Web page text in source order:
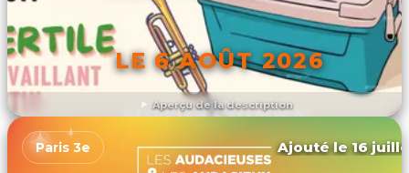
Aperçu de la description
LE 6 AOÛT 2026
DÉCOUVRIR L'ÉVÉNEMENT
Paris 3e Ajouté le 16